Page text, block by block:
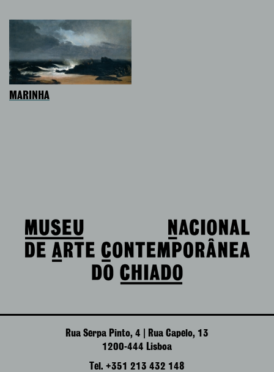
MARINHA
Rua Serpa Pinto, 4 | Rua Capelo, 13
1200-444 Lisboa
Tel. +351 213 432 148